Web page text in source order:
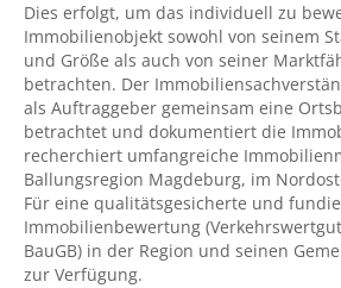
Dies erfolgt, um das individuell zu
Immobilienobjekt sowohl von seinem
und Größe als auch von seiner
betrachten. Der
als Auftraggeber gemeinsam eine
betrachtet und dokumentiert die
recherchiert umfangreiche
Ballungsregion Magdeburg, im
Für eine qualitätsgesicherte und
Immobilienbewertung
BauGB) in der Region und seinen
zur Verfügung.